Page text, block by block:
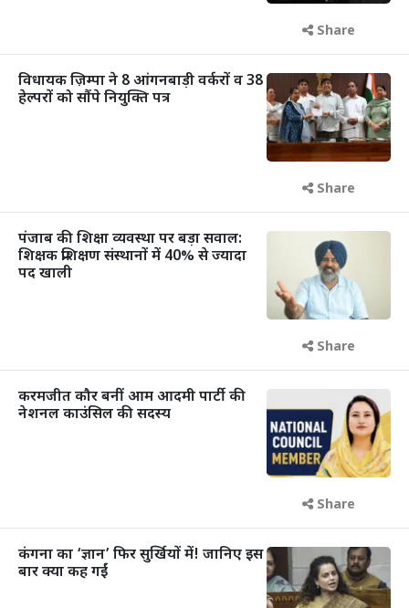
Share
विधायक ज़िम्पा ने 8 आंगनबाड़ी वर्करों व 38
हेल्परों को सौंपे नियुक्ति पत्र
Share
पंजाब की शिक्षा व्यवस्था पर बड़ा सवाल:
शिक्षक प्रशिक्षण संस्थानों में 40% से ज्यादा
पद खाली
Share
करमजीत कौर बनीं आम आदमी पार्टी की
नेशनल काउंसिल की सदस्य
Share
कंगना का ‘ज्ञान’ फिर सुर्खियों में! जानिए इस
बार क्या कह गईं